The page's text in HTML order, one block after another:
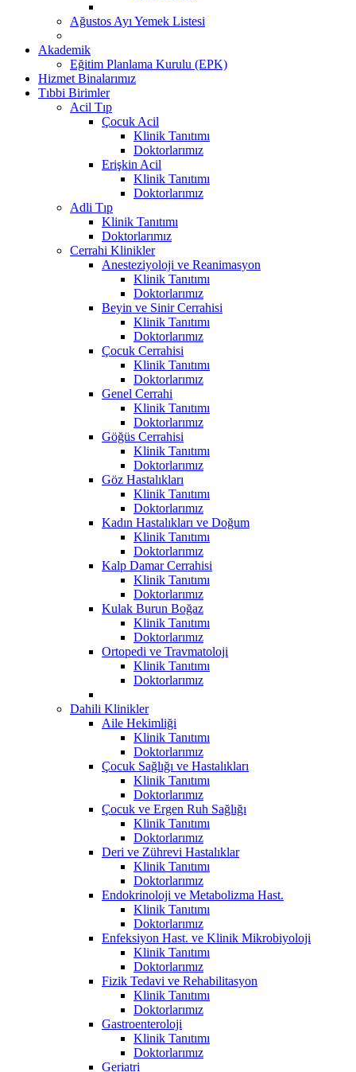
Ağustos Ayı Yemek Listesi
Akademik
Eğitim Planlama Kurulu (EPK)
Hizmet Binalarımız
Tıbbi Birimler
Acil Tıp
Çocuk Acil
Klinik Tanıtımı
Doktorlarımız
Erişkin Acil
Klinik Tanıtımı
Doktorlarımız
Adli Tıp
Klinik Tanıtımı
Doktorlarımız
Cerrahi Klinikler
Anesteziyoloji ve Reanimasyon
Klinik Tanıtımı
Doktorlarımız
Beyin ve Sinir Cerrahisi
Klinik Tanıtımı
Doktorlarımız
Çocuk Cerrahisi
Klinik Tanıtımı
Doktorlarımız
Genel Cerrahi
Klinik Tanıtımı
Doktorlarımız
Göğüs Cerrahisi
Klinik Tanıtımı
Doktorlarımız
Göz Hastalıkları
Klinik Tanıtımı
Doktorlarımız
Kadın Hastalıkları ve Doğum
Klinik Tanıtımı
Doktorlarımız
Kalp Damar Cerrahisi
Klinik Tanıtımı
Doktorlarımız
Kulak Burun Boğaz
Klinik Tanıtımı
Doktorlarımız
Ortopedi ve Travmatoloji
Klinik Tanıtımı
Doktorlarımız
Dahili Klinikler
Aile Hekimliği
Klinik Tanıtımı
Doktorlarımız
Çocuk Sağlığı ve Hastalıkları
Klinik Tanıtımı
Doktorlarımız
Çocuk ve Ergen Ruh Sağlığı
Klinik Tanıtımı
Doktorlarımız
Deri ve Zührevi Hastalıklar
Klinik Tanıtımı
Doktorlarımız
Endokrinoloji ve Metabolizma Hast.
Klinik Tanıtımı
Doktorlarımız
Enfeksiyon Hast. ve Klinik Mikrobiyoloji
Klinik Tanıtımı
Doktorlarımız
Fizik Tedavi ve Rehabilitasyon
Klinik Tanıtımı
Doktorlarımız
Gastroenteroloji
Klinik Tanıtımı
Doktorlarımız
Geriatri